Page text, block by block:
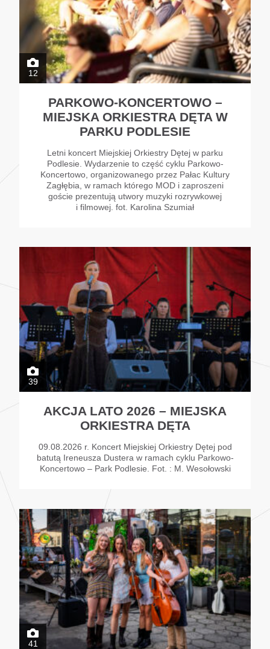
12
PARKOWO-KONCERTOWO –
MIEJSKA ORKIESTRA DĘTA W
PARKU PODLESIE
Letni koncert Miejskiej Orkiestry Dętej w parku
Podlesie. Wydarzenie to część cyklu Parkowo-
Koncertowo, organizowanego przez Pałac Kultury
Zagłębia, w ramach którego MOD i zaproszeni
goście prezentują utwory muzyki rozrywkowej
i filmowej. fot. Karolina Szumiał
39
AKCJA LATO 2026 – MIEJSKA
ORKIESTRA DĘTA
09.08.2026 r. Koncert Miejskiej Orkiestry Dętej pod
batutą Ireneusza Dustera w ramach cyklu Parkowo-
Koncertowo – Park Podlesie. Fot. : M. Wesołowski
41